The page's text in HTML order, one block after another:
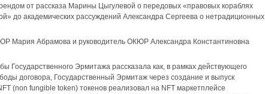
от рассказа Марины Цыгулевой о передовых «правовых кораблях
до академических рассуждений Александра Сергеева о нетрадиционных
Мария Абрамова и руководитель ОКЮР Александра Константиновна
Государственного Эрмитажа рассказала как, в рамках действующего
договора, Государственный Эрмитаж через создание и выпуск
(non fungible token) токенов реализовал на NFT маркетплейсе